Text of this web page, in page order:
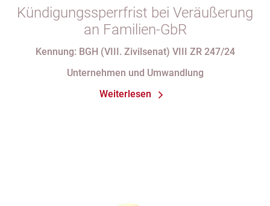
Kündigungssperrfrist bei Veräußerung
an Familien-GbR
Kennung: BGH (VIII. Zivilsenat) VIII ZR 247/24
Unternehmen und Umwandlung
Weiterlesen